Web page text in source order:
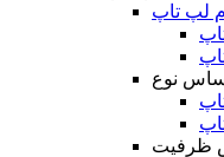
لپ تاپ
نوع
ظرفیت